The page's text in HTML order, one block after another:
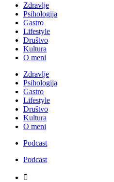
Zdravlje
Psihologija
Gastro
Lifestyle
Društvo
Kultura
O meni
Zdravlje
Psihologija
Gastro
Lifestyle
Društvo
Kultura
O meni
Podcast
Podcast